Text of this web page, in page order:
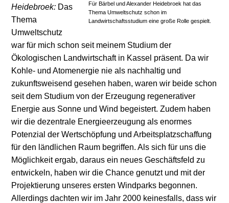
Für Bärbel und Alexander Heidebroek hat das
Thema Umweltschutz schon im
Landwirtschaftsstudium eine große Rolle gespielt.
Heidebroek: Das
Thema
Umweltschutz
war für mich schon seit meinem Studium der
Ökologischen Landwirtschaft in Kassel präsent. Da wir
Kohle- und Atomenergie nie als nachhaltig und
zukunftsweisend gesehen haben, waren wir beide schon
seit dem Studium von der Erzeugung regenerativer
Energie aus Sonne und Wind begeistert. Zudem haben
wir die dezentrale Energieerzeugung als enormes
Potenzial der Wertschöpfung und Arbeitsplatzschaffung
für den ländlichen Raum begriffen. Als sich für uns die
Möglichkeit ergab, daraus ein neues Geschäftsfeld zu
entwickeln, haben wir die Chance genutzt und mit der
Projektierung unseres ersten Windparks begonnen.
Allerdings dachten wir im Jahr 2000 keinesfalls, dass wir